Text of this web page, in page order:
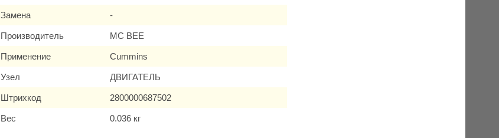
Замена -
Производитель MC BEE
Применение Cummins
Узел ДВИГАТЕЛЬ
Штрихкод 2800000687502
Вес 0.036 кг